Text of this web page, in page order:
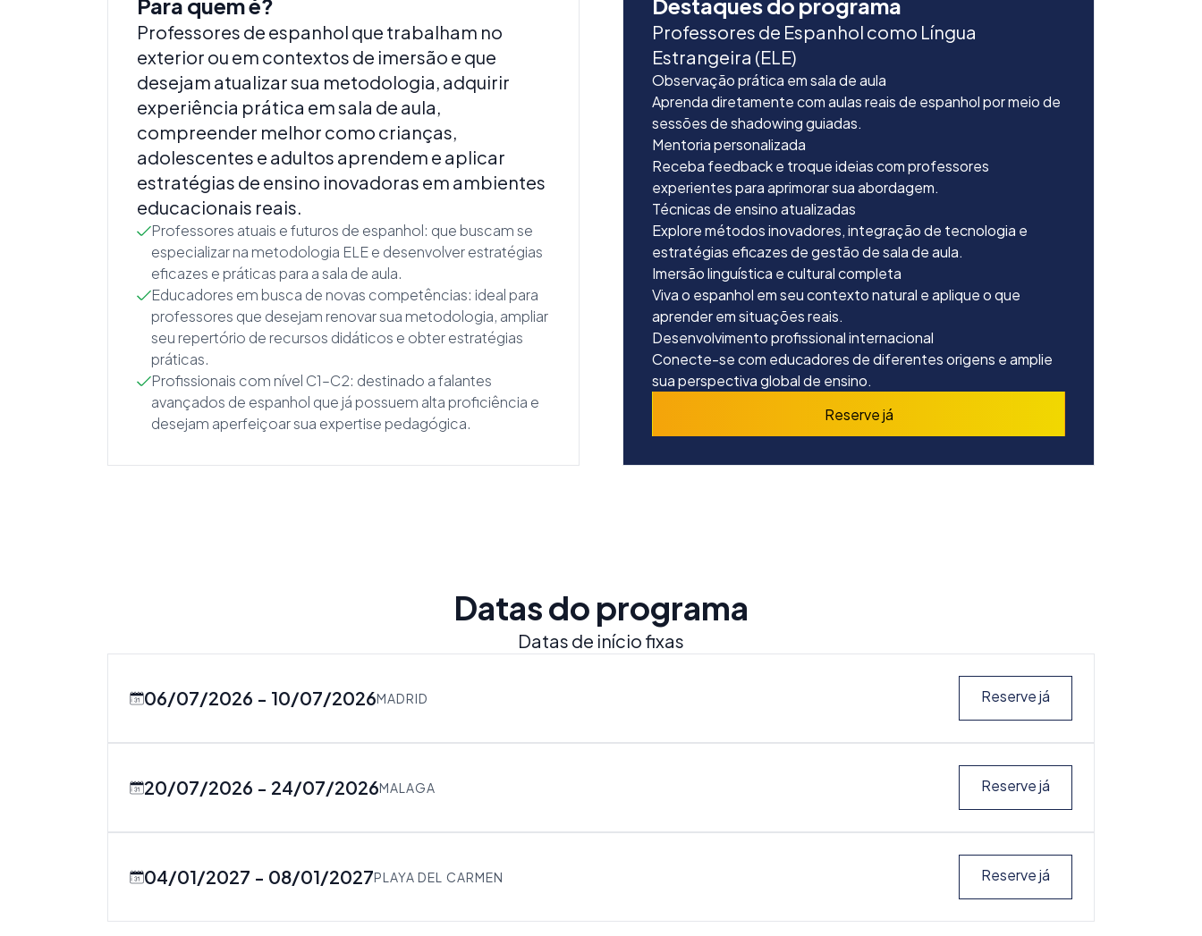
Para quem é?
Professores de espanhol que trabalham no
exterior ou em contextos de imersão e que
desejam atualizar sua metodologia, adquirir
experiência prática em sala de aula,
compreender melhor como crianças,
adolescentes e adultos aprendem e aplicar
estratégias de ensino inovadoras em ambientes
educacionais reais.
Professores atuais e futuros de espanhol: que buscam se
especializar na metodologia ELE e desenvolver estratégias
eficazes e práticas para a sala de aula.
Educadores em busca de novas competências: ideal para
professores que desejam renovar sua metodologia, ampliar
seu repertório de recursos didáticos e obter estratégias
práticas.
Profissionais com nível C1–C2: destinado a falantes
avançados de espanhol que já possuem alta proficiência e
desejam aperfeiçoar sua expertise pedagógica.
Destaques do programa
Professores de Espanhol como Língua
Estrangeira (ELE)
Observação prática em sala de aula
Aprenda diretamente com aulas reais de espanhol por meio de
sessões de shadowing guiadas.
Mentoria personalizada
Receba feedback e troque ideias com professores
experientes para aprimorar sua abordagem.
Técnicas de ensino atualizadas
Explore métodos inovadores, integração de tecnologia e
estratégias eficazes de gestão de sala de aula.
Imersão linguística e cultural completa
Viva o espanhol em seu contexto natural e aplique o que
aprender em situações reais.
Desenvolvimento profissional internacional
Conecte-se com educadores de diferentes origens e amplie
sua perspectiva global de ensino.
Reserve já
Datas do programa
Datas de início fixas
06/07/2026 10/07/2026MADRID Reserve já
20/07/2026 24/07/2026MALAGA Reserve já
04/01/2027 08/01/2027PLAYA DEL CARMEN Reserve já